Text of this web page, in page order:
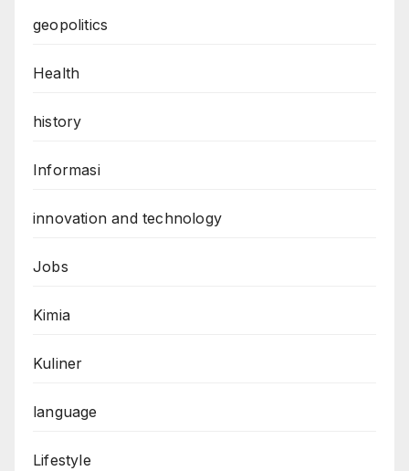
geopolitics
Health
history
Informasi
innovation and technology
Jobs
Kimia
Kuliner
language
Lifestyle